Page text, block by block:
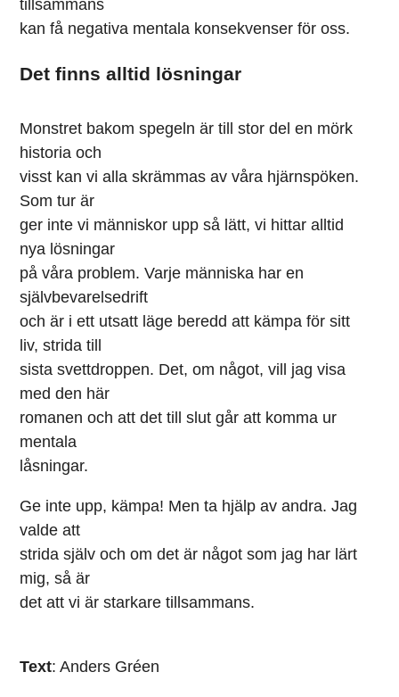
tillsammans
kan få negativa mentala konsekvenser för oss.
Det finns alltid lösningar
Monstret bakom spegeln är till stor del en mörk
historia och
visst kan vi alla skrämmas av våra hjärnspöken.
Som tur är
ger inte vi människor upp så lätt, vi hittar alltid
nya lösningar
på våra problem. Varje människa har en
självbevarelsedrift
och är i ett utsatt läge beredd att kämpa för sitt
liv, strida till
sista svettdroppen. Det, om något, vill jag visa
med den här
romanen och att det till slut går att komma ur
mentala
låsningar.
Ge inte upp, kämpa! Men ta hjälp av andra. Jag
valde att
strida själv och om det är något som jag har lärt
mig, så är
det att vi är starkare tillsammans.
Text: Anders Gréen